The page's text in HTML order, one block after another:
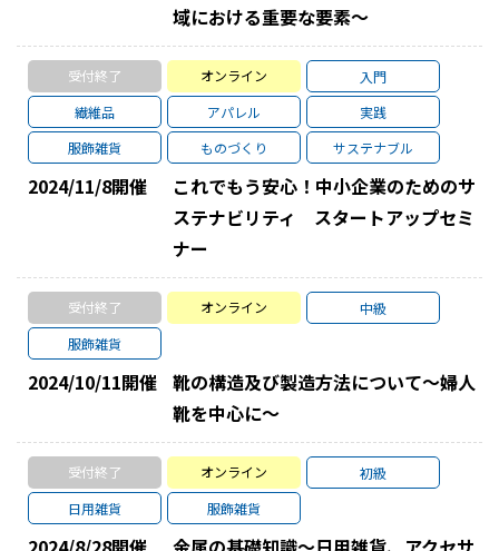
域における重要な要素～
受付終了 オンライン
入門
繊維品
アパレル
実践
服飾雑貨
ものづくり サステナブル
2024/11/8開催
これでもう安心！中小企業のためのサ
ステナビリティ スタートアップセミ
ナー
受付終了 オンライン
中級
服飾雑貨
2024/10/11開催 靴の構造及び製造方法について～婦人
靴を中心に～
受付終了 オンライン
初級
日用雑貨
服飾雑貨